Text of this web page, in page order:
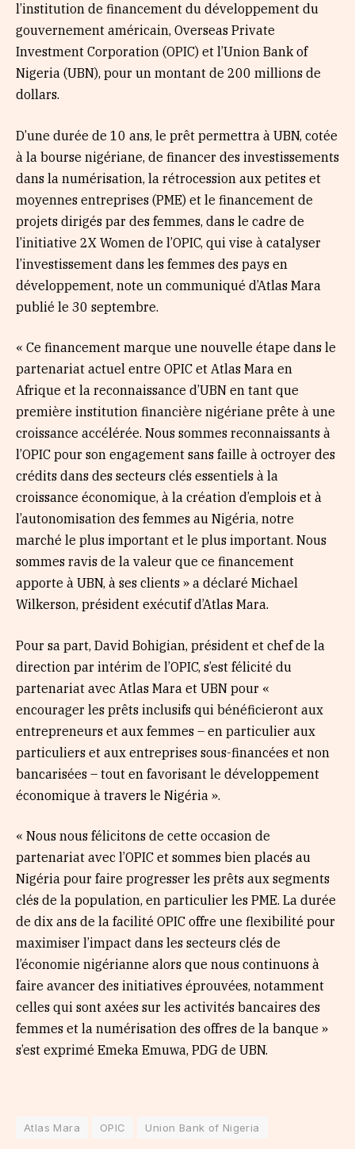
l’institution de financement du développement du
gouvernement américain, Overseas Private
Investment Corporation (OPIC) et l’Union Bank of
Nigeria (UBN), pour un montant de 200 millions de
dollars.
D’une durée de 10 ans, le prêt permettra à UBN, cotée
à la bourse nigériane, de financer des investissements
dans la numérisation, la rétrocession aux petites et
moyennes entreprises (PME) et le financement de
projets dirigés par des femmes, dans le cadre de
l’initiative 2X Women de l’OPIC, qui vise à catalyser
l’investissement dans les femmes des pays en
développement, note un communiqué d’Atlas Mara
publié le 30 septembre.
« Ce financement marque une nouvelle étape dans le
partenariat actuel entre OPIC et Atlas Mara en
Afrique et la reconnaissance d’UBN en tant que
première institution financière nigériane prête à une
croissance accélérée. Nous sommes reconnaissants à
l’OPIC pour son engagement sans faille à octroyer des
crédits dans des secteurs clés essentiels à la
croissance économique, à la création d’emplois et à
l’autonomisation des femmes au Nigéria, notre
marché le plus important et le plus important. Nous
sommes ravis de la valeur que ce financement
apporte à UBN, à ses clients » a déclaré Michael
Wilkerson, président exécutif d’Atlas Mara.
Pour sa part, David Bohigian, président et chef de la
direction par intérim de l’OPIC, s’est félicité du
partenariat avec Atlas Mara et UBN pour «
encourager les prêts inclusifs qui bénéficieront aux
entrepreneurs et aux femmes – en particulier aux
particuliers et aux entreprises sous-financées et non
bancarisées – tout en favorisant le développement
économique à travers le Nigéria ».
« Nous nous félicitons de cette occasion de
partenariat avec l’OPIC et sommes bien placés au
Nigéria pour faire progresser les prêts aux segments
clés de la population, en particulier les PME. La durée
de dix ans de la facilité OPIC offre une flexibilité pour
maximiser l’impact dans les secteurs clés de
l’économie nigérianne alors que nous continuons à
faire avancer des initiatives éprouvées, notamment
celles qui sont axées sur les activités bancaires des
femmes et la numérisation des offres de la banque »
s’est exprimé Emeka Emuwa, PDG de UBN.
Atlas Mara OPIC Union Bank of Nigeria